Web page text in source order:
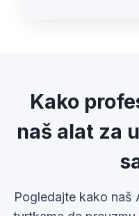
Kako
naš alat za
Pogledajte kako naš